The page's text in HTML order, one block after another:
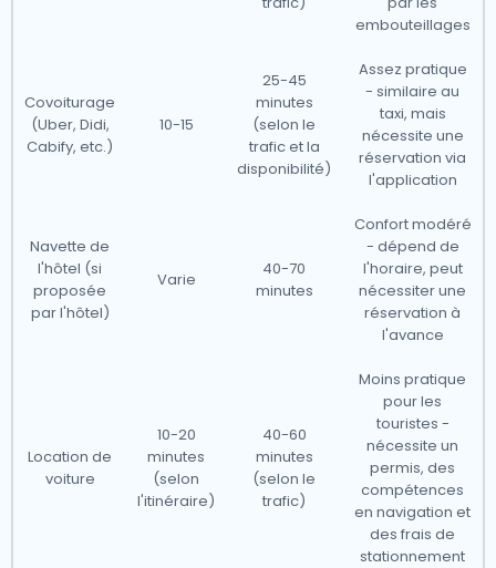
embouteillages
Covoiturage
(Uber, Didi,
Cabify, etc.)
10-15
25-45
minutes
(selon le
trafic et la
disponibilité)
Assez pratique
- similaire au
taxi, mais
nécessite une
réservation via
l'application
Navette de
l'hôtel (si
proposée
par l'hôtel)
Varie
40-70
minutes
Confort modéré
- dépend de
l'horaire, peut
nécessiter une
réservation à
l'avance
Location de
voiture
10-20
minutes
(selon
l'itinéraire)
40-60
minutes
(selon le
trafic)
Moins pratique
pour les
touristes -
nécessite un
permis, des
compétences
en navigation et
des frais de
stationnement